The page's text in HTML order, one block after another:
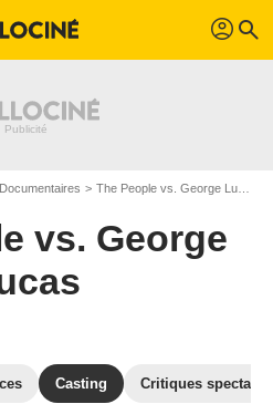
profil search
Documentaires The People vs. George Lucas
vs. George
Casting Critiques